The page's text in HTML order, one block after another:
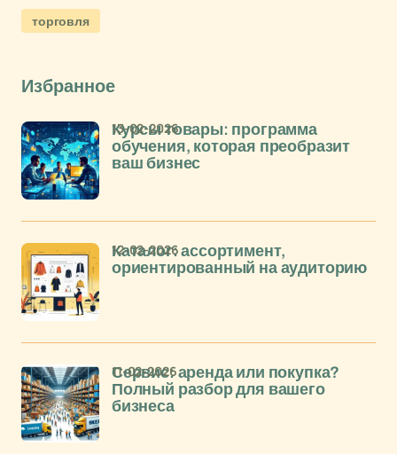
торговля
Избранное
Курсы товары: программа
обучения, которая преобразит
ваш бизнес
13-02-2026
Каталог: ассортимент,
ориентированный на аудиторию
12-02-2026
Сервис: аренда или покупка?
Полный разбор для вашего
бизнеса
11-02-2026